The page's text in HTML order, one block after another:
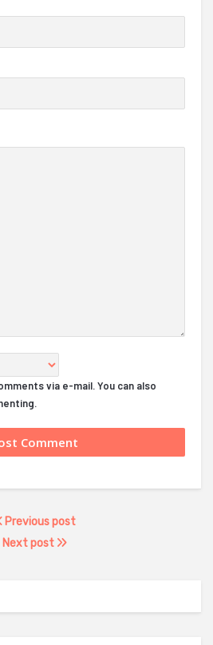
via e-mail. You can also
Previous post
Next post